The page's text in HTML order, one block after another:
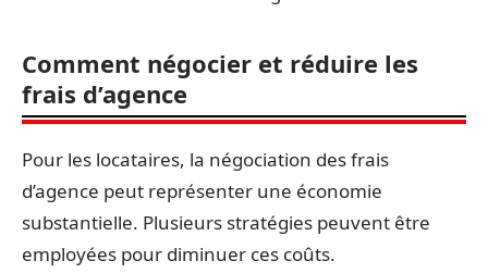
Comment négocier et réduire les
frais d’agence
Pour les locataires, la négociation des frais
d’agence peut représenter une économie
substantielle. Plusieurs stratégies peuvent être
employées pour diminuer ces coûts.